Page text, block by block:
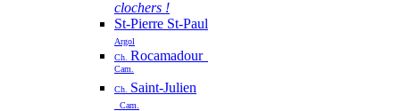
clochers !
St-Pierre St-Paul
Argol
Ch. Rocamadour
Cam.
Ch. Saint-Julien
Cam.